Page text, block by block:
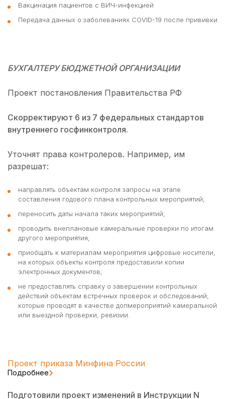
Вакцинация пациентов с ВИЧ-инфекцией
Передача данных о заболеваниях COVID-19 после прививки
БУХГАЛТЕРУ БЮДЖЕТНОЙ ОРГАНИЗАЦИИ
Проект постановления Правительства РФ
Скорректируют 6 из 7 федеральных стандартов
внутреннего госфинконтроля.
Уточнят права контролеров. Например, им
разрешат:
направлять объектам контроля запросы на этапе
составления годового плана контрольных мероприятий;
переносить даты начала таких мероприятий;
проводить внеплановые камеральные проверки по итогам
другого мероприятия;
приобщать к материалам мероприятия цифровые носители,
на которых объекты контроля предоставили копии
электронных документов;
не предоставлять справку о завершении контрольных
действий объектам встречных проверок и обследований,
которые проводят в качестве допмероприятий камеральной
или выездной проверки, ревизии.
Проект приказа Минфина России
Подробнее
Подготовили проект изменений в Инструкции N